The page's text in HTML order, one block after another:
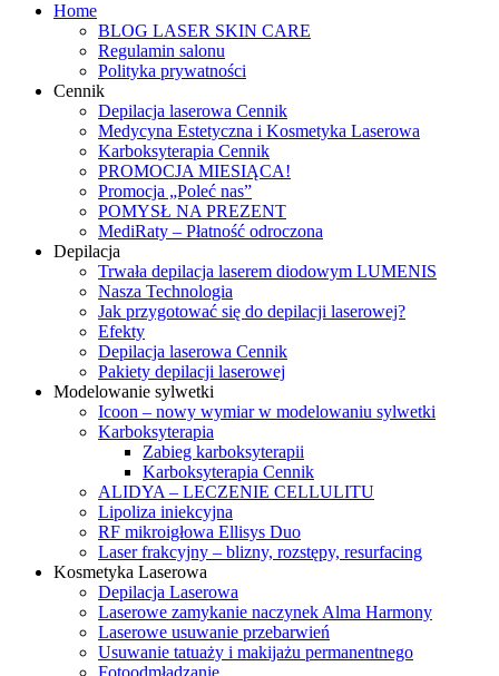
Home
BLOG LASER SKIN CARE
Regulamin salonu
Polityka prywatności
Cennik
Depilacja laserowa Cennik
Medycyna Estetyczna i Kosmetyka Laserowa
Karboksyterapia Cennik
PROMOCJA MIESIĄCA!
Promocja „Poleć nas”
POMYSŁ NA PREZENT
MediRaty – Płatność odroczona
Depilacja
Trwała depilacja laserem diodowym LUMENIS
Nasza Technologia
Jak przygotować się do depilacji laserowej?
Efekty
Depilacja laserowa Cennik
Pakiety depilacji laserowej
Modelowanie sylwetki
Icoon – nowy wymiar w modelowaniu sylwetki
Karboksyterapia
Zabieg karboksyterapii
Karboksyterapia Cennik
ALIDYA – LECZENIE CELLULITU
Lipoliza iniekcyjna
RF mikroigłowa Ellisys Duo
Laser frakcyjny – blizny, rozstępy, resurfacing
Kosmetyka Laserowa
Depilacja Laserowa
Laserowe zamykanie naczynek Alma Harmony
Laserowe usuwanie przebarwień
Usuwanie tatuaży i makijażu permanentnego
Fotoodmładzanie